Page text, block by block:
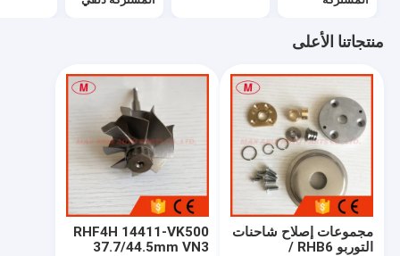
منتجاتنا الأعلى
RHF4H 14411-VK500
37.7/44.5mm VN3
مجموعات إصلاح شاحنات
التوربو RHB6 /